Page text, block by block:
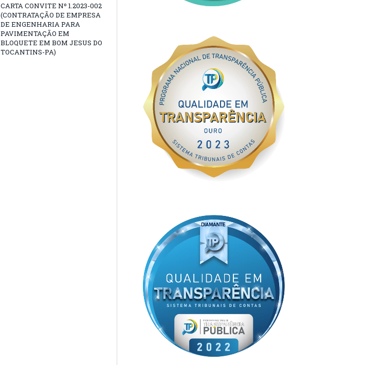
CARTA CONVITE Nº 1.2023-002
(CONTRATAÇÃO DE EMPRESA
DE ENGENHARIA PARA
PAVIMENTAÇÃO EM
BLOQUETE EM BOM JESUS DO
TOCANTINS-PA)